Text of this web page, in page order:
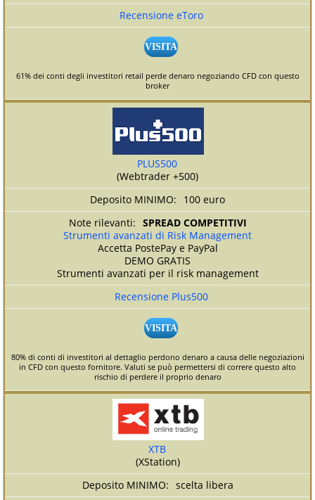
Recensione eToro
VISITA
61% dei conti degli investitori retail perde denaro negoziando CFD con questo
broker
PLUS500
(Webtrader +500)
100 euro
SPREAD COMPETITIVI
Strumenti avanzati di Risk Management
Accetta PostePay e PayPal
DEMO GRATIS
Strumenti avanzati per il risk management
Recensione Plus500
VISITA
80% di conti di investitori al dettaglio perdono denaro a causa delle negoziazioni
in CFD con questo fornitore. Valuti se può permettersi di correre questo alto
rischio di perdere il proprio denaro
XTB
(XStation)
scelta libera